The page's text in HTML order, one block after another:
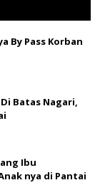
By Pass Korban
Batas Nagari,
Ibu
nya di Pantai